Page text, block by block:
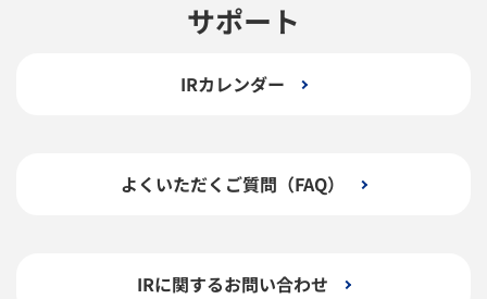
サポート
IRカレンダー
よくいただくご質問（FAQ）
IRに関するお問い合わせ